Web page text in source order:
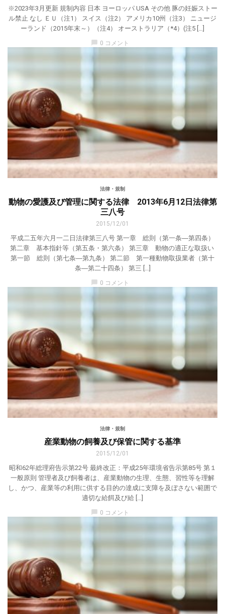
※2023年3月更新 規制内容 日本 ヨーロッパ USA その他 豚の妊娠ストー
ル禁止 なし ＥＵ（注1） スイス（注2） アメリカ10州（注3） ニュージ
ーランド（2015年末～）（注4） オーストラリア（*4）(注5 […]
0 コメント
法律・規制
動物の愛護及び管理に関する法律 2013年6月12日法律第
三八号
2015/12/01
平成二五年六月一二日法律第三八号 第一章 総則（第一条―第四条）
第二章 基本指針等（第五条・第六条） 第三章 動物の適正な取扱い
第一節 総則（第七条―第九条） 第二節 第一種動物取扱業者（第十
条―第二十四条） 第三 […]
0 コメント
法律・規制
産業動物の飼養及び保管に関する基準
2015/12/01
昭和62年総理府告示第22号 最終改正：平成25年環境省告示第85号 第１
一般原則 管理者及び飼養者は、産業動物の生理、生態、習性等を理解
し、かつ、産業等の利用に供する目的の達成に支障を及ぼさない範囲で
適切な給餌及び給 […]
chat_bubble 0 コメント